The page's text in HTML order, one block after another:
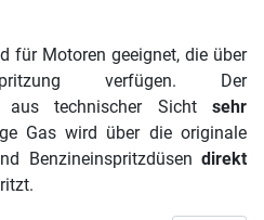
für Motoren geeignet, die über
verfügen. Der
aus technischer Sicht sehr
Gas wird über die originale
Benzineinspritzdüsen direkt